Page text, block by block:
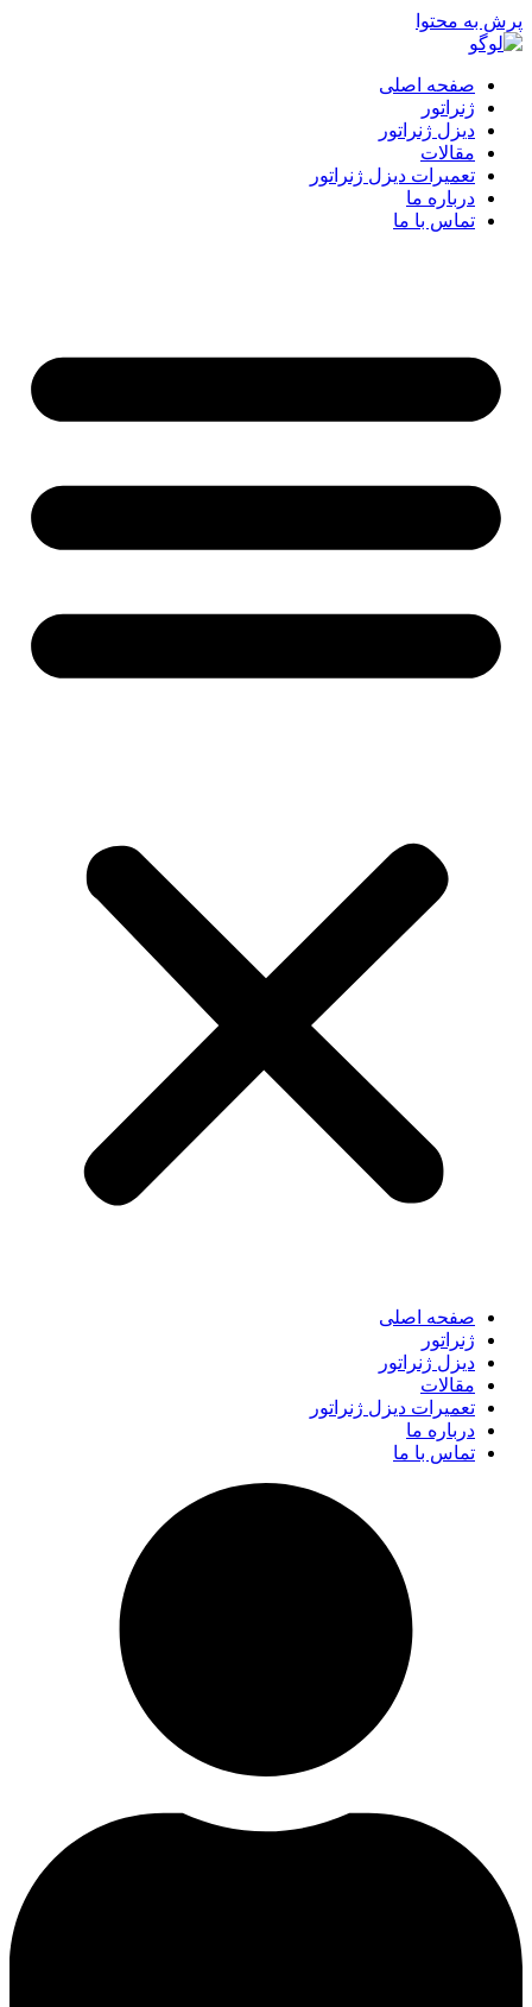
پرش به محتوا
صفحه اصلی
ژنراتور
دیزل ژنراتور
مقالات
تعمیرات دیزل ژنراتور
درباره ما
تماس با ما
صفحه اصلی
ژنراتور
دیزل ژنراتور
مقالات
تعمیرات دیزل ژنراتور
درباره ما
تماس با ما